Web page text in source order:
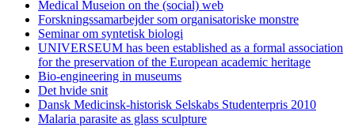
Medical Museion on the (social) web
Forskningssamarbejder som organisatoriske monstre
Seminar om syntetisk biologi
UNIVERSEUM has been established as a formal association
for the preservation of the European academic heritage
Bio-engineering in museums
Det hvide snit
Dansk Medicinsk-historisk Selskabs Studenterpris 2010
Malaria parasite as glass sculpture